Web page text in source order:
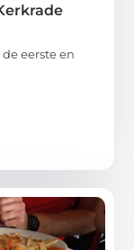
eerste en